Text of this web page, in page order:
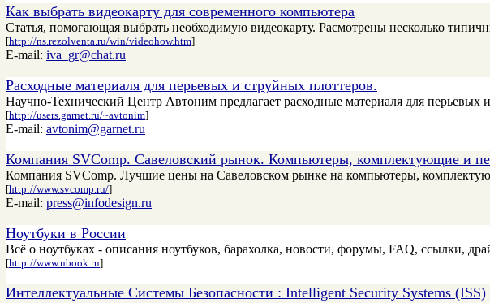
Как выбрать видеокарту для современного компьютера
Статья, помогающая выбрать необходимую видеокарту. Расмотрены несколько
[http://ns.rezolventa.ru/win/videohow.htm]
E-mail: iva_gr@chat.ru
Расходные материаля для перьевых и струйных плоттеров.
Научно-Технический Центр Автоним предлагает расходные материаля для
[http://users.garnet.ru/~avtonim]
E-mail: avtonim@garnet.ru
Компания SVComp. Савеловский рынок. Компьютеры, комплектующие и
Компания SVComp. Лучшие цены на Савеловском рынке на компьютеры,
[http://www.svcomp.ru/]
E-mail: press@infodesign.ru
Ноутбуки в России
Всё о ноутбуках - описания ноутбуков, барахолка, новости, форумы, FAQ, ссылки,
[http://www.nbook.ru]
Интеллектуальные Системы Безопасности : Intelligent Security Systems (ISS)